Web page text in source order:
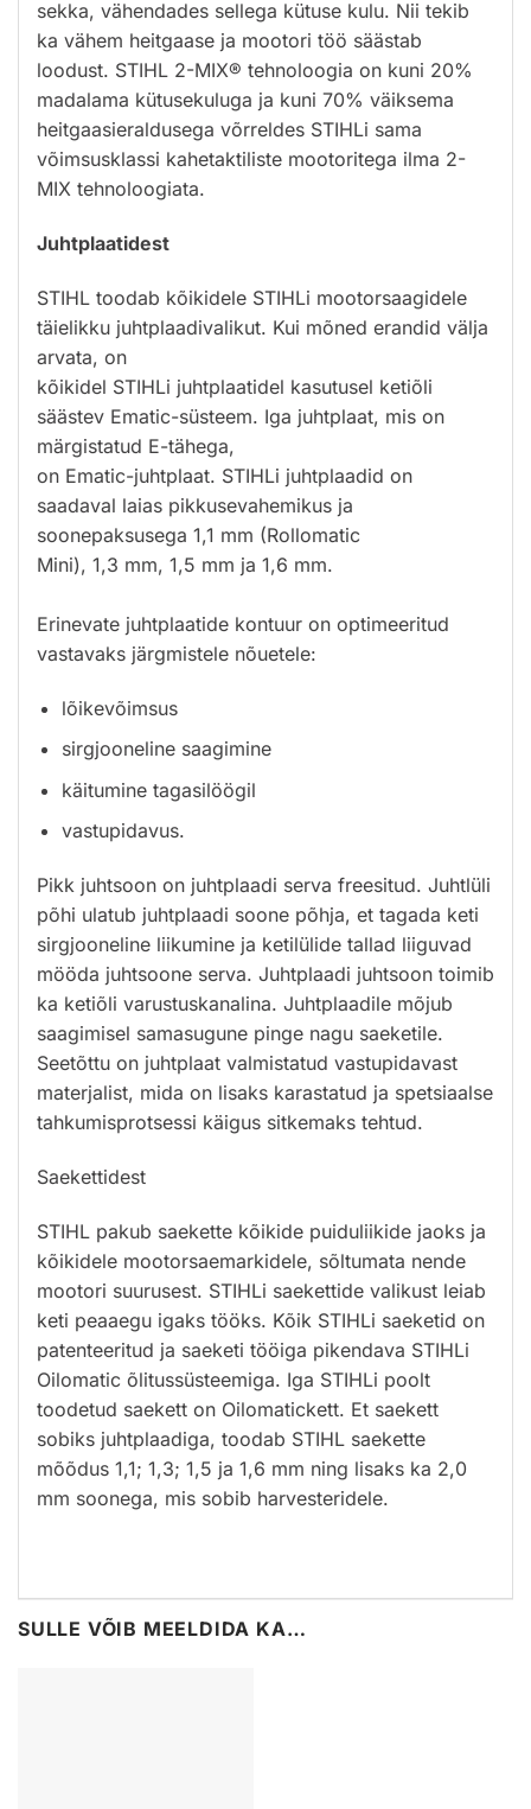
sekka, vähendades sellega kütuse kulu. Nii tekib
ka vähem heitgaase ja mootori töö säästab
loodust. STIHL 2-MIX® tehnoloogia on kuni 20%
madalama kütusekuluga ja kuni 70% väiksema
heitgaasieraldusega võrreldes STIHLi sama
võimsusklassi kahetaktiliste mootoritega ilma 2-
MIX tehnoloogiata.
Juhtplaatidest
STIHL toodab kõikidele STIHLi mootorsaagidele
täielikku juhtplaadivalikut. Kui mõned erandid välja
arvata, on
kõikidel STIHLi juhtplaatidel kasutusel ketiõli
säästev Ematic-süsteem. Iga juhtplaat, mis on
märgistatud E-tähega,
on Ematic-juhtplaat. STIHLi juhtplaadid on
saadaval laias pikkusevahemikus ja
soonepaksusega 1,1 mm (Rollomatic
Mini), 1,3 mm, 1,5 mm ja 1,6 mm.
Erinevate juhtplaatide kontuur on optimeeritud
vastavaks järgmistele nõuetele:
lõikevõimsus
sirgjooneline saagimine
käitumine tagasilöögil
vastupidavus.
Pikk juhtsoon on juhtplaadi serva freesitud. Juhtlüli
põhi ulatub juhtplaadi soone põhja, et tagada keti
sirgjooneline liikumine ja ketilülide tallad liiguvad
mööda juhtsoone serva. Juhtplaadi juhtsoon toimib
ka ketiõli varustuskanalina. Juhtplaadile mõjub
saagimisel samasugune pinge nagu saeketile.
Seetõttu on juhtplaat valmistatud vastupidavast
materjalist, mida on lisaks karastatud ja spetsiaalse
tahkumisprotsessi käigus sitkemaks tehtud.
Saekettidest
STIHL pakub saekette kõikide puiduliikide jaoks ja
kõikidele mootorsaemarkidele, sõltumata nende
mootori suurusest. STIHLi saekettide valikust leiab
keti peaaegu igaks tööks. Kõik STIHLi saeketid on
patenteeritud ja saeketi tööiga pikendava STIHLi
Oilomatic õlitussüsteemiga. Iga STIHLi poolt
toodetud saekett on Oilomatickett. Et saekett
sobiks juhtplaadiga, toodab STIHL saekette
mõõdus 1,1; 1,3; 1,5 ja 1,6 mm ning lisaks ka 2,0
mm soonega, mis sobib harvesteridele.
SULLE VÕIB MEELDIDA KA…